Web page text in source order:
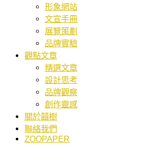
形象網站
文宣手冊
展覽策劃
品牌實驗
觀點文章
精選文章
設計思考
品牌觀察
創作靈感
關於囍樹
聯絡我們
ZOOPAPER